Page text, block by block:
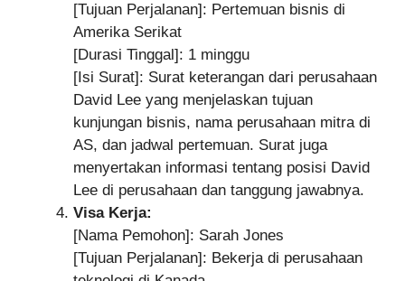
[Tujuan Perjalanan]: Pertemuan bisnis di
Amerika Serikat
[Durasi Tinggal]: 1 minggu
[Isi Surat]: Surat keterangan dari perusahaan
David Lee yang menjelaskan tujuan
kunjungan bisnis, nama perusahaan mitra di
AS, dan jadwal pertemuan. Surat juga
menyertakan informasi tentang posisi David
Lee di perusahaan dan tanggung jawabnya.
Visa Kerja:
[Nama Pemohon]: Sarah Jones
[Tujuan Perjalanan]: Bekerja di perusahaan